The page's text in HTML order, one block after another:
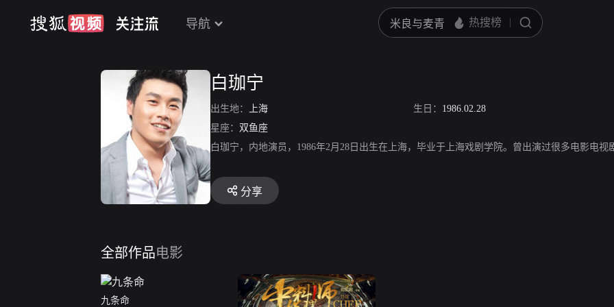
导航
白珈宁
出生地： 上海 生日： 1986.02.28
星座： 双鱼座
白珈宁，内地演员，1986年2月28日出生在上海，毕业于上海戏剧学院。曾出演过很多电影电
分享
全部作品电影
九条命